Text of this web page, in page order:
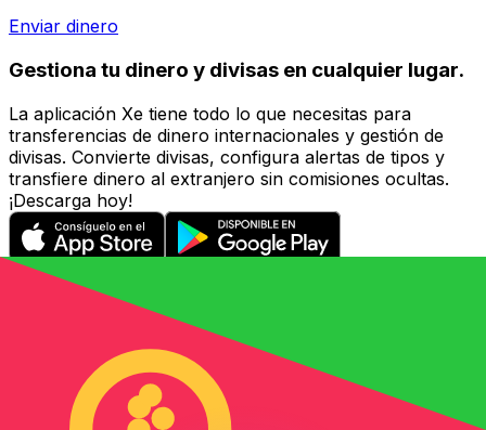
Enviar dinero
Gestiona tu dinero y divisas en cualquier lugar.
La aplicación Xe tiene todo lo que necesitas para
transferencias de dinero internacionales y gestión de
divisas. Convierte divisas, configura alertas de tipos y
transfiere dinero al extranjero sin comisiones ocultas.
¡Descarga hoy!